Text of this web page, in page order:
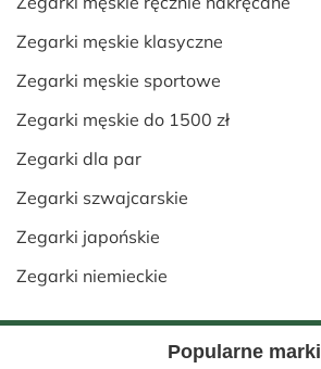
Zegarki męskie klasyczne
Zegarki męskie sportowe
Zegarki męskie do 1500 zł
Zegarki dla par
Zegarki szwajcarskie
Zegarki japońskie
Zegarki niemieckie
Popularne marki